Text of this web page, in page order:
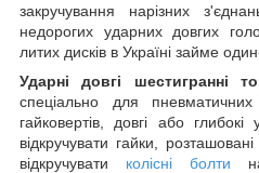
закручування нарізних
недорогих ударних довгих
литих дисків в Україні займе
Ударні довгі шестигранні
спеціально для пневматичних
гайковертів, довгі або
відкручувати гайки,
відкручувати колісні болти